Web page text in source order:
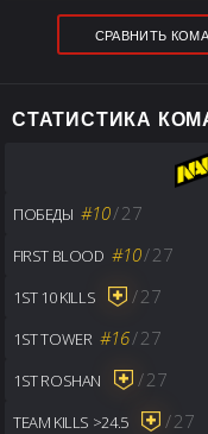
СРАВНИТЬ
СТАТИСТИКА
ПОБЕДЫ #10/27
FIRST BLOOD #10/27
1ST 10 KILLS /27
1ST TOWER #16/27
1ST ROSHAN /27
TEAM KILLS >24.5 /27